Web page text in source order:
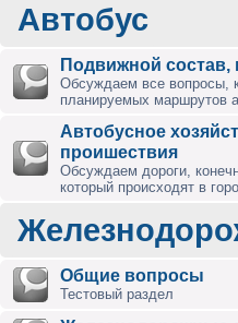
Автобус
Подвижной
Обсуждаем все вопросы,
планируемых маршрутов
Автобусное
проишествия
Обсуждаем дороги,
который происходят в
Общие вопросы
Тестовый раздел